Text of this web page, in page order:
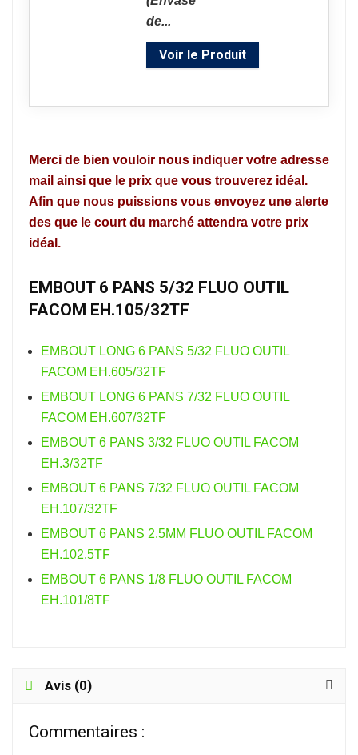
Voir le Produit
Merci de bien vouloir nous indiquer votre adresse
mail ainsi que le prix que vous trouverez idéal.
Afin que nous puissions vous envoyez une alerte
des que le court du marché attendra votre prix
idéal.
EMBOUT 6 PANS 5/32 FLUO OUTIL
FACOM EH.105/32TF
EMBOUT LONG 6 PANS 5/32 FLUO OUTIL
FACOM EH.605/32TF
EMBOUT LONG 6 PANS 7/32 FLUO OUTIL
FACOM EH.607/32TF
EMBOUT 6 PANS 3/32 FLUO OUTIL FACOM
EH.3/32TF
EMBOUT 6 PANS 7/32 FLUO OUTIL FACOM
EH.107/32TF
EMBOUT 6 PANS 2.5MM FLUO OUTIL FACOM
EH.102.5TF
EMBOUT 6 PANS 1/8 FLUO OUTIL FACOM
EH.101/8TF
Avis (0)
Commentaires :